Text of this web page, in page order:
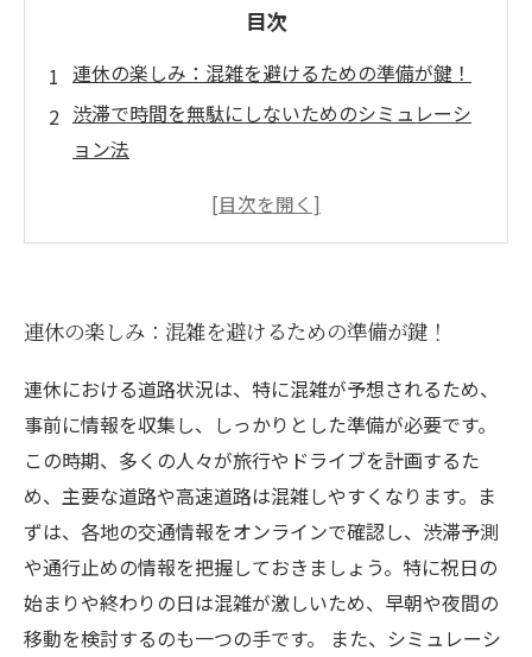
目次
連休の楽しみ：混雑を避けるための準備が鍵！
渋滞で時間を無駄にしないためのシミュレーシ
ョン法
最適ルートを見つける！連休の道路事情を徹底
連休の道路事情を知り、賢く楽しむ新しいドラ
イビングスタイル
まとめ：連休をより良いものにするために必要
な知識とは
連休の楽しみ：混雑を避けるための準備が鍵！
連休における道路状況は、特に混雑が予想されるため、
事前に情報を収集し、しっかりとした準備が必要です。
この時期、多くの人々が旅行やドライブを計画するた
め、主要な道路や高速道路は混雑しやすくなります。ま
ずは、各地の交通情報をオンラインで確認し、渋滞予測
や通行止めの情報を把握しておきましょう。特に祝日の
始まりや終わりの日は混雑が激しいため、早朝や夜間の
移動を検討するのも一つの手です。 また、シミュレーシ